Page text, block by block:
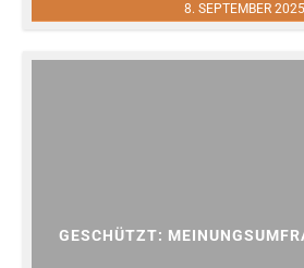
8. SEPTEMBER 2025
GESCHÜTZT: